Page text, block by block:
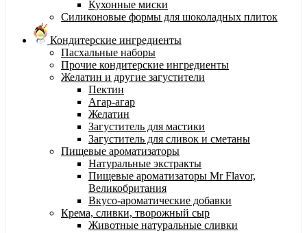
Кухонные миски
Силиконовые формы для шоколадных плиток
Кондитерские ингредиенты
Пасхальные наборы
Прочие кондитерские ингредиенты
Желатин и другие загустители
Пектин
Агар-агар
Желатин
Загуститель для мастики
Загуститель для сливок и сметаны
Пищевые ароматизаторы
Натуральные экстракты
Пищевые ароматизаторы Mr Flavor,
Великобритания
Вкусо-ароматические добавки
Крема, сливки, творожный сыр
Животные натуральные сливки